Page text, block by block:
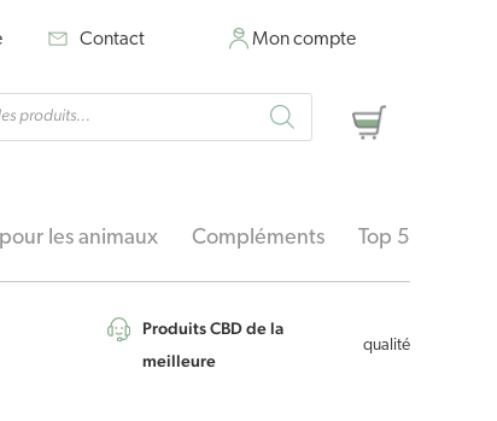
Contact Mon compte
Panier
les animaux Compléments Top 5
Produits CBD de la
meilleure
qualité